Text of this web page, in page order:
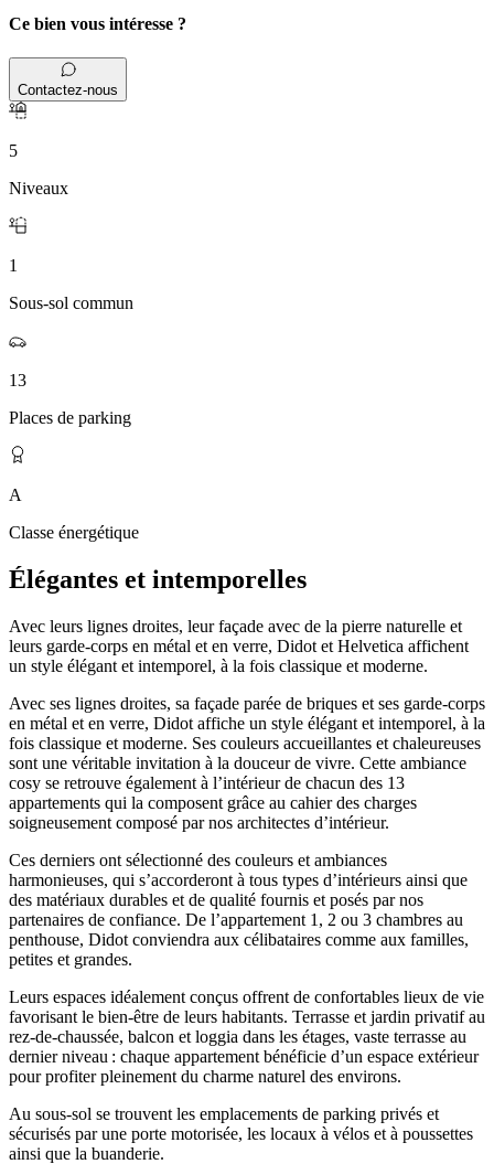
Ce bien vous intéresse ?
Contactez-nous
5
Niveaux
1
Sous-sol commun
13
Places de parking
A
Classe énergétique
Élégantes et intemporelles
Avec leurs lignes droites, leur façade avec de la pierre naturelle et
leurs garde-corps en métal et en verre, Didot et Helvetica affichent
un style élégant et intemporel, à la fois classique et moderne.
Avec ses lignes droites, sa façade parée de briques et ses garde-corps
en métal et en verre, Didot affiche un style élégant et intemporel, à la
fois classique et moderne. Ses couleurs accueillantes et chaleureuses
sont une véritable invitation à la douceur de vivre. Cette ambiance
cosy se retrouve également à l’intérieur de chacun des 13
appartements qui la composent grâce au cahier des charges
soigneusement composé par nos architectes d’intérieur.
Ces derniers ont sélectionné des couleurs et ambiances
harmonieuses, qui s’accorderont à tous types d’intérieurs ainsi que
des matériaux durables et de qualité fournis et posés par nos
partenaires de confiance. De l’appartement 1, 2 ou 3 chambres au
penthouse, Didot conviendra aux célibataires comme aux familles,
petites et grandes.
Leurs espaces idéalement conçus offrent de confortables lieux de vie
favorisant le bien-être de leurs habitants. Terrasse et jardin privatif au
rez-de-chaussée, balcon et loggia dans les étages, vaste terrasse au
dernier niveau : chaque appartement bénéficie d’un espace extérieur
pour profiter pleinement du charme naturel des environs.
Au sous-sol se trouvent les emplacements de parking privés et
sécurisés par une porte motorisée, les locaux à vélos et à poussettes
ainsi que la buanderie.